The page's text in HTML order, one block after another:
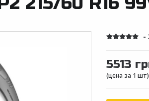
-
5513